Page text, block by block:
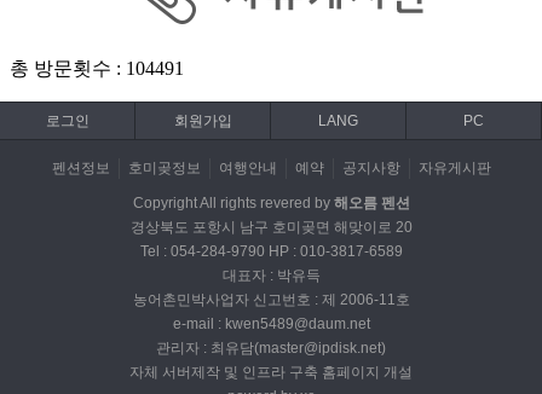
로그인 회원가입 LANG PC
펜션정보 호미곶정보 여행안내 예약 공지사항 자유게시판
Copyright All rights revered by 해오름 펜션
경상북도 포항시 남구 호미곶면 해맞이로 20
Tel : 054-284-9790 HP : 010-3817-6589
대표자 : 박유득
농어촌민박사업자 신고번호 : 제 2006-11호
e-mail : kwen5489@daum.net
관리자 : 최유담(master@ipdisk.net)
자체 서버제작 및 인프라 구축 홈페이지 개설